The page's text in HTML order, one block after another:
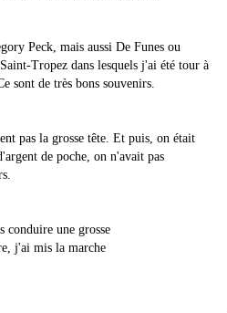
Peck, mais aussi De Funes ou
Tropez dans lesquels j'ai été tour à
sont de très bons souvenirs.
pas la grosse tête. Et puis, on était
de poche, on n'avait pas
conduire une grosse
j'ai mis la marche